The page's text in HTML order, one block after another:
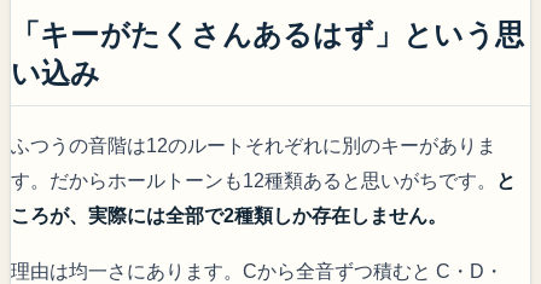
「キーがたくさんあるはず」という思
い込み
ふつうの音階は12のルートそれぞれに別のキーがありま
す。だからホールトーンも12種類あると思いがちです。
と
ころが、実際には全部で2種類しか存在しません。
理由は均一さにあります。Cから全音ずつ積むと C・D・